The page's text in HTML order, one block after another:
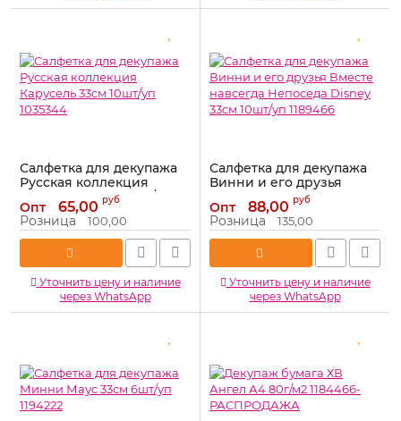
Салфетка для декупажа
Русская коллекция
Карусель 33см 10шт/уп
1035344
Артикул: 1035344
Опт 65,00 руб
Розница 100,00
Уточнить цену и наличие
через WhatsApp
Салфетка для декупажа
Винни и его друзья
Вместе навсегда
Непоседа Disney 33см
10шт/уп 1189466
Артикул: 1189466
Опт 88,00 руб
Розница 135,00
Уточнить цену и наличие
через WhatsApp